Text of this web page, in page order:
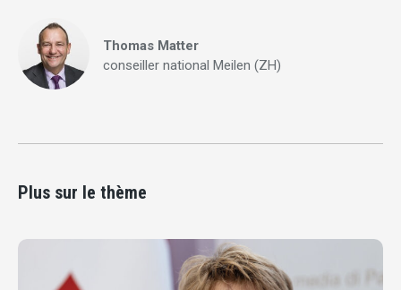
Thomas Matter
conseiller national Meilen (ZH)
Plus sur le thème